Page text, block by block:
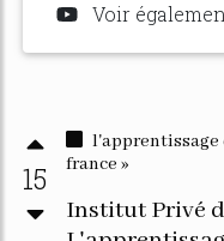
Voir
15
l'apprentissage
france »
Institut Privé